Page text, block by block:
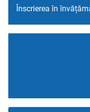
Înscrierea în